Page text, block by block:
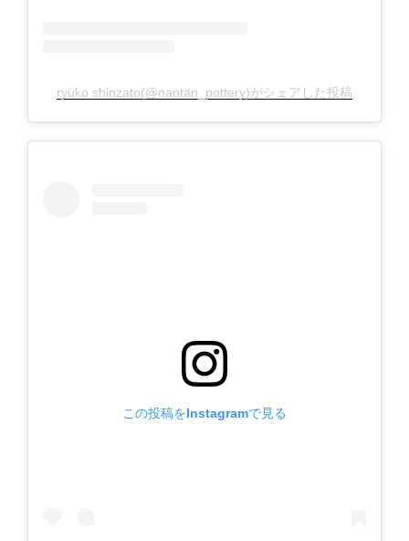
ryuko shinzato(@nantan_pottery)がシェアした投稿
この投稿をInstagramで見る